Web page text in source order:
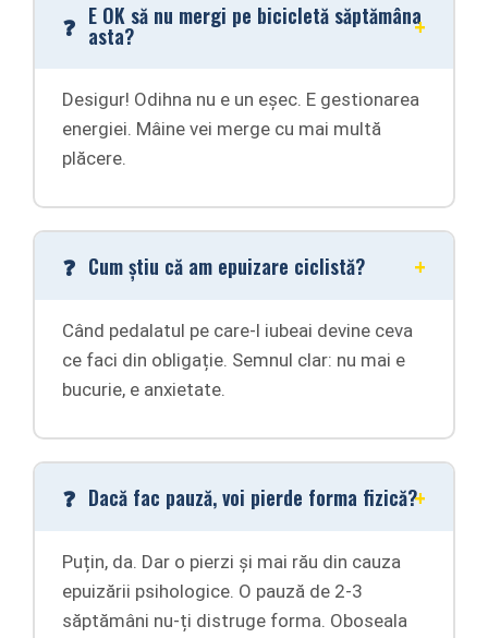
E OK să nu mergi pe bicicletă săptămâna
asta?
Desigur! Odihna nu e un eșec. E gestionarea
energiei. Mâine vei merge cu mai multă
plăcere.
Cum știu că am epuizare ciclistă?
Când pedalatul pe care-l iubeai devine ceva
ce faci din obligație. Semnul clar: nu mai e
bucurie, e anxietate.
Dacă fac pauză, voi pierde forma fizică?
Puțin, da. Dar o pierzi și mai rău din cauza
epuizării psihologice. O pauză de 2-3
săptămâni nu-ți distruge forma. Oboseala